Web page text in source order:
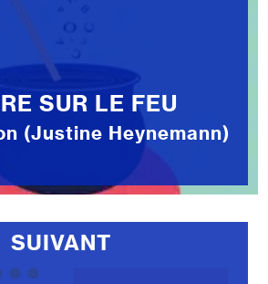
SUR LE FEU
(Justine Heynemann)
SUIVANT